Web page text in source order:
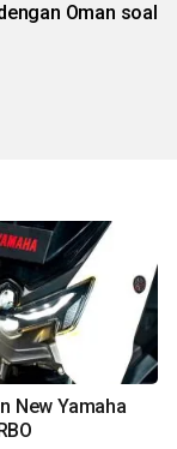
Oman soal
New Yamaha